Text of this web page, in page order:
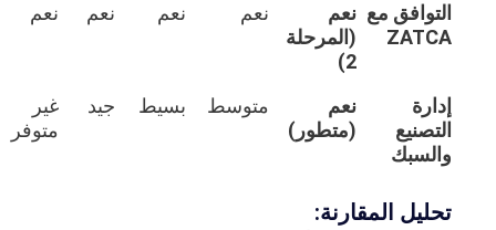
التوافق مع
ZATCA
نعم
(المرحلة
2)
نعم نعم نعم نعم
إدارة
التصنيع
والسبك
نعم
(متطور)
متوسط بسيط جيد
غير
متوفر
تحليل المقارنة: